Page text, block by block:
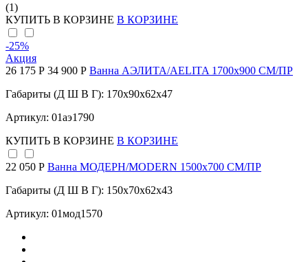
(1)
КУПИТЬ В КОРЗИНЕ В КОРЗИНЕ
-25%
Акция
26 175 Р 34 900 Р Ванна АЭЛИТА/AELITA 1700х900 СМ/ПР
Габариты (Д Ш В Г): 170x90x62x47
Артикул: 01аэ1790
КУПИТЬ В КОРЗИНЕ В КОРЗИНЕ
22 050 Р Ванна МОДЕРН/MODERN 1500х700 СМ/ПР
Габариты (Д Ш В Г): 150x70x62x43
Артикул: 01мод1570